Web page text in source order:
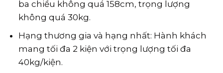
ba chiều không quá 158cm, trọng lượng
không quá 30kg.
Hạng thương gia và hạng nhất: Hành khách
mang tối đa 2 kiện với trọng lượng tối đa
40kg/kiện.